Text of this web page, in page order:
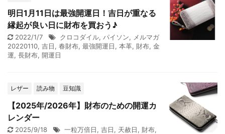
明日1月11日は最強開運日！吉日が重なる
縁起が良い日に財布を買おう♪
2022/1/7 クロコダイル, パイソン, メルマガ
20220110, 吉日, 春財布, 最強開運日, 本革, 財布, 金
運, 長財布, 開運日
レザー 読み物 豆知識
【2025年/2026年】財布のための開運カ
レンダー
2025/9/18 一粒万倍日, 吉日, 天赦日, 財布,